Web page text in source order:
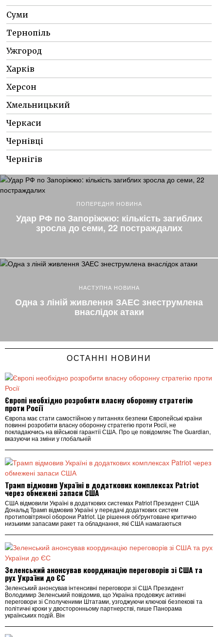
Суми
Тернопіль
Ужгород
Харків
Херсон
Хмельницький
Черкаси
Чернівці
Чернігів
ПОПЕРЕДНЯ НОВИНА
Удар РФ по Запоріжжю: кількість загиблих
зросла до семи, 22 постраждалих
НАСТУПНА НОВИНА
Одна з ліній живлення ЗАЕС знеструмлена
внаслідок атаки
ОСТАННІ НОВИНИ
Європі необхідно розробити власну оборонну стратегію
проти Росії
Європа має стати самостійною у питаннях безпеки Європейські країни
повинні розробити власну оборонну стратегію проти Росії, не
покладаючись на військові гарантії США. Про це повідомляє The Guardian,
вказуючи на зміни у глобальній
Трамп відмовив Україні в додаткових комплексах Patriot
через обмежені запаси США
США відмовили Україні в додаткових системах Patriot Президент США
Дональд Трамп відмовив Україні у передачі додаткових систем
протиповітряної оборони Patriot. Це рішення обґрунтоване критично
низькими запасами ракет та обладнання, які США намагаються
Зеленський анонсував координацію переговорів зі США та
рух України до ЄС
Зеленський анонсував інтенсивні переговори зі США Президент
Володимир Зеленський повідомив, що Україна продовжує активні
переговори зі Сполученими Штатами, узгоджуючи ключові безпекові та
політичні кроки у двосторонньому партнерстві, пише Панорама
українських подій. Він